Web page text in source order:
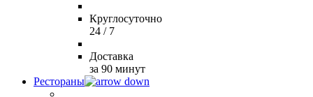
Круглосуточно
24 / 7
Доставка
за 90 минут
Рестораны